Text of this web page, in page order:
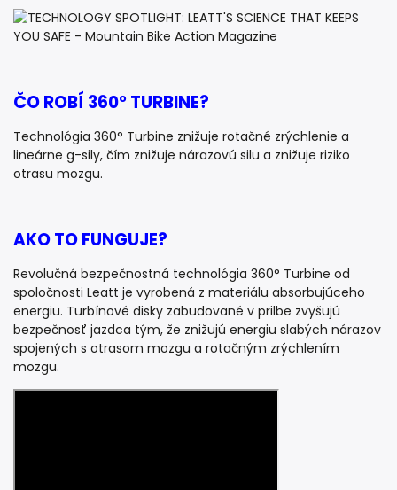
ČO ROBÍ 360° TURBINE?
Technológia 360° Turbine znižuje rotačné zrýchlenie a
lineárne g-sily, čím znižuje nárazovú silu a znižuje riziko
otrasu mozgu.
AKO TO FUNGUJE?
Revolučná bezpečnostná technológia 360° Turbine od
spoločnosti Leatt je vyrobená z materiálu absorbujúceho
energiu. Turbínové disky zabudované v prilbe zvyšujú
bezpečnosť jazdca tým, že znižujú energiu slabých nárazov
spojených s otrasom mozgu a rotačným zrýchlením
mozgu.